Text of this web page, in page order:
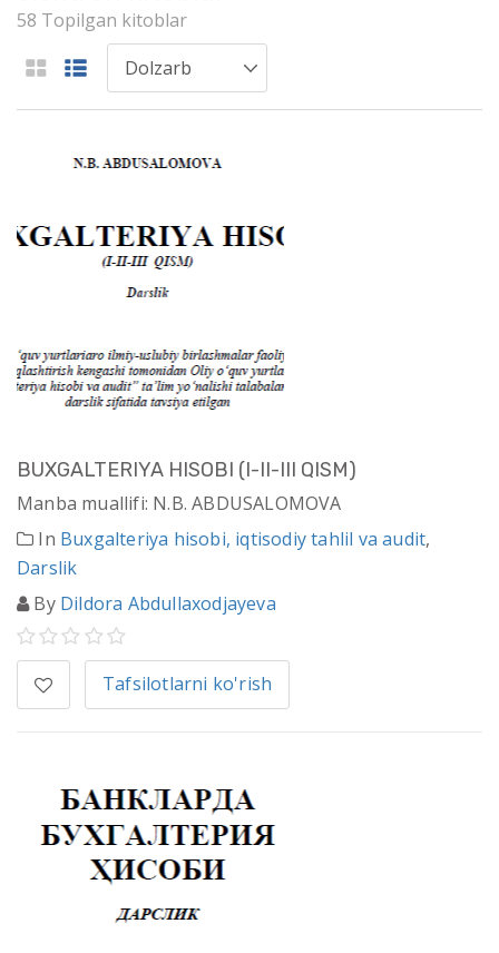
58 Topilgan kitoblar
BUXGALTERIYA HISОBI (I-II-III QISM)
Manba muallifi: N.B. АBDUSАLОMОVА
In Buxgalteriya hisobi, iqtisodiy tahlil va audit,
Darslik
By Dildora Abdullaxodjayeva
Tafsilotlarni ko'rish